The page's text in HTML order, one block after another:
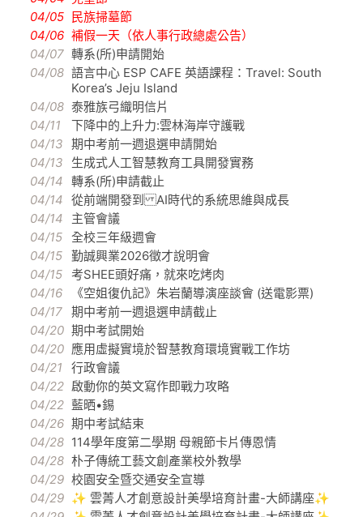
04/05 民族掃墓節
04/06 補假一天（依人事行政總處公告）
04/07 轉系(所)申請開始
04/08 語言中心 ESP CAFE 英語課程：Travel: South
Korea’s Jeju Island
04/08 泰雅族弓織明信片
04/11
下降中的上升力:雲林海岸守護戰
04/13 期中考前一週退選申請開始
04/13
生成式人工智慧教育工具開發實務
04/14 轉系(所)申請截止
04/14 從前端開發到 AI時代的系統思維與成長
04/14
主管會議
04/15 全校三年級週會
04/15 勤誠興業2026徵才說明會
04/15 考SHEE頭好痛，就來吃烤肉
04/16
《空姐復仇記》朱岩蘭導演座談會 (送電影票)
04/17 期中考前一週退選申請截止
04/20 期中考試開始
04/20 應用虛擬實境於智慧教育環境實戰工作坊
04/21
行政會議
04/22 啟動你的英文寫作即戰力攻略
04/22 藍晒•錫
04/26 期中考試結束
04/28 114學年度第二學期 母親節卡片傳恩情
04/28 朴子傳統工藝文創產業校外教學
04/29 校園安全暨交通安全宣導
04/29 ✨ 雲菁人才創意設計美學培育計畫-大師講座✨